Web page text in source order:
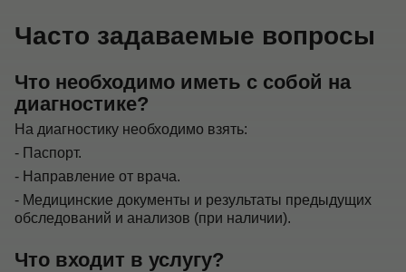
Часто задаваемые вопросы
Что необходимо иметь с собой на
диагностике?
На диагностику необходимо взять:
- Паспорт.
- Направление от врача.
- Медицинские документы и результаты предыдущих
обследований и анализов (при наличии).
Что входит в услугу?